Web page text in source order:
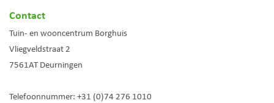
Contact
Tuin- en wooncentrum Borghuis
Vliegveldstraat 2
7561AT Deurningen
Telefoonnummer: +31 (0)74 276 1010